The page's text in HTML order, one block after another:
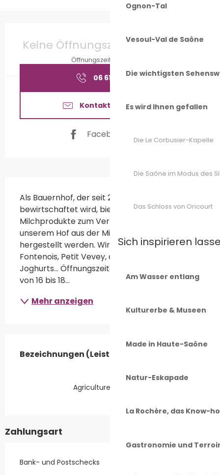
Ognon-Tal
Vesoul-Val de Saône
Die wichtigsten
Es wird Ihnen gefallen
Die Le Corbusier-Kapelle
Die Saône im Modus des
Das Schloss von Oricourt
Sich inspirieren
Am Wasser entlang
Kulturerbe & Museen
Made in Haute-Saône
Natur-Eskapade
La Rochère, das Know-
Gastronomie und
Keine Öffnungszeiten hinterlegt
Öffnungszeiten ansehen
06 61 77 29▒▒
Kontaktieren Sie uns
Facebook Seite
Als Bauernhof, der seit 2001 biologisch
bewirtschaftet wird, bieten wir unsere Bio-
Milchprodukte zum Verkauf an, die auf
unserem Hof aus der Milch unserer Kühe
hergestellt werden. Wir produzieren Le
Fontenois, Petit Vevey, aromatisierte
Joghurts... Öffnungszeiten des Ladens: freitags
von 16 bis 18...
Mehr anzeigen
Leistungensmöglichkeiten
Bezeichnungen (Leistungsmerkmale)
Bezeichnungen (Leistungsmerkmale)
Agriculture Biologique
Zahlungsart
Bank- und Postschecks